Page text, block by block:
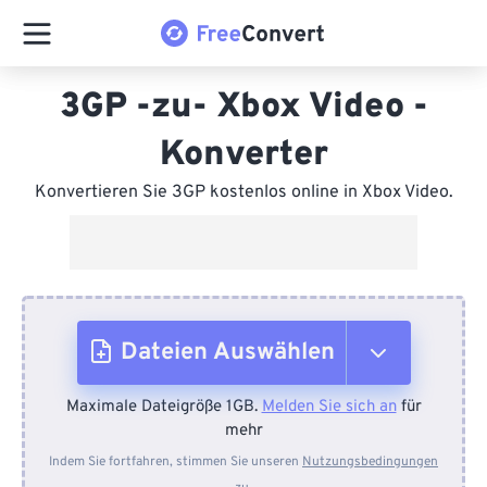
3GP -zu- Xbox Video -
Konverter
Konvertieren Sie 3GP kostenlos online in Xbox Video.
Dateien Auswählen
Vom Gerät
Maximale Dateigröße 1GB.Melden Sie sich anfür
mehr
Indem Sie fortfahren, stimmen Sie unseren Nutzungsbedingungen